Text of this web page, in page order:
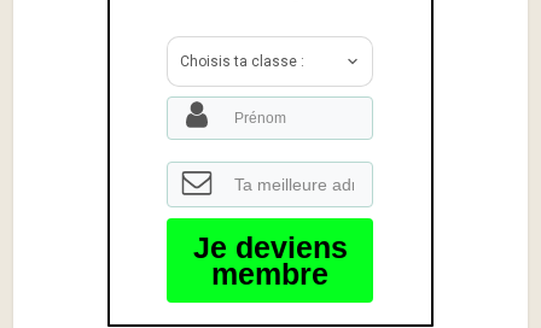
Choisis ta classe :
Je deviens
membre